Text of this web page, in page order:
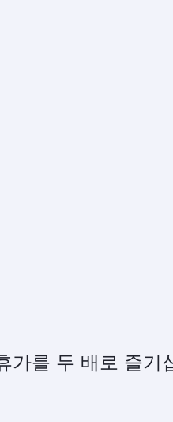
가를 두 배로 즐기